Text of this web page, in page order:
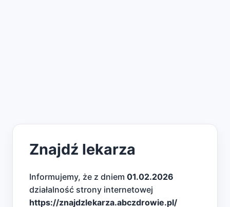
Znajdź lekarza
Informujemy, że z dniem 01.02.2026
działalność strony internetowej
https://znajdzlekarza.abczdrowie.pl/